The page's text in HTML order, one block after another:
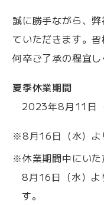
誠に勝手ながら、
ていただきます。皆
何卒ご了承の程宜し
夏季休業期間
2023年8月11日
※8月16日（水）よ
※休業期間中にいた
8月16日（水）よ
す。